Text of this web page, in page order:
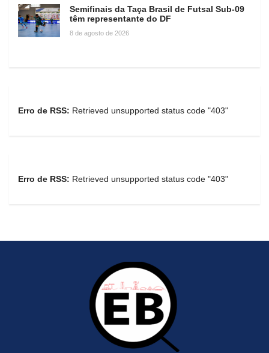
Semifinais da Taça Brasil de Futsal Sub-09
têm representante do DF
8 de agosto de 2026
Erro de RSS: Retrieved unsupported status code "403"
Erro de RSS: Retrieved unsupported status code "403"